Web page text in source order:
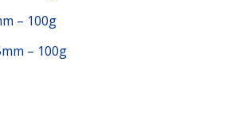
– 100g
– 100g